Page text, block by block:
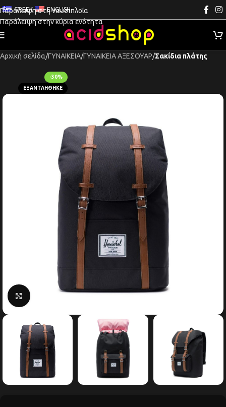
Παράλειψη στη ναυσιπλοΐα
Παράλειψη στην κύρια ενότητα
GREEK ENGLISH
Αρχική σελίδα ΓΥΝΑΙΚΕΙΑ ΓΥΝΑΙΚΕΙΑ ΑΞΕΣΟΥΑΡ Σακίδια πλάτης
-30%
ΕΞΑΝΤΛΉΘΗΚΕ
Κάντε κλικ για μεγέθυνση